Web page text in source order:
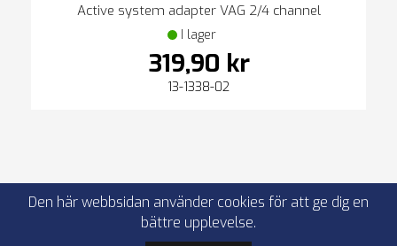
Active system adapter VAG 2/4 channel
I lager
319,90 kr
13-1338-02
Den här webbsidan använder cookies för att ge dig en
bättre upplevelse.